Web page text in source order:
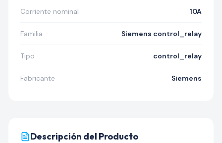
Corriente nominal 10A
Familia Siemens control_relay
Tipo control_relay
Fabricante Siemens
Descripción del Producto